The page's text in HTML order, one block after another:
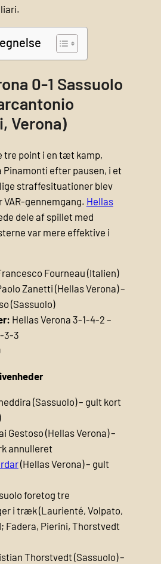
0-1 Sassuolo
Verona)
tre point i en tæt kamp,
Pinamonti efter pausen, i et
straffesituationer blev
gennemgang. Hellas
dele af spillet med
var mere effektive i
Fourneau (Italien)
Zanetti (Hellas Verona) –
(Sassuolo)
Hellas Verona 3-1-4-2 –
3-3
(Sassuolo) – gult kort
Gestoso (Hellas Verona) –
annulleret
(Hellas Verona) – gult
foretog tre
i træk (Laurienté, Volpato,
Fadera, Pierini, Thorstvedt
Thorstvedt (Sassuolo) –